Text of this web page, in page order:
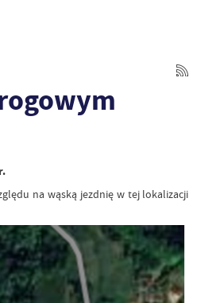
na wąską jezdnię w tej lokalizacji